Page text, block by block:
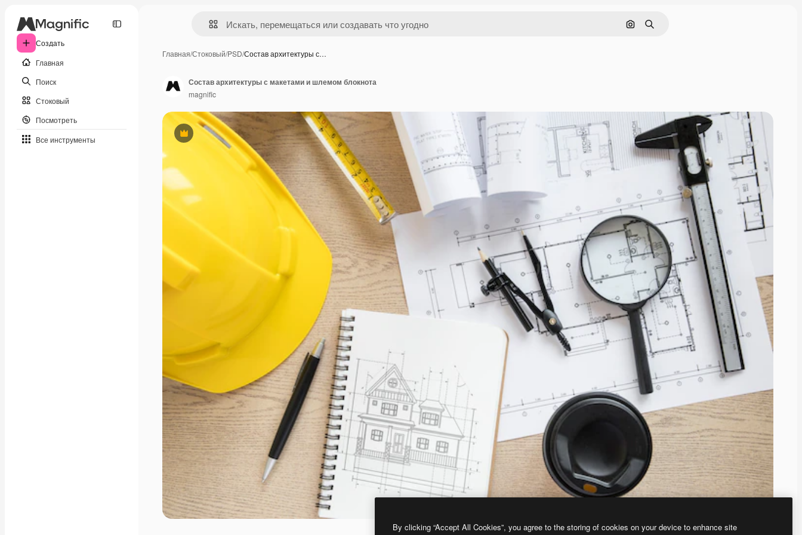
Создать
Главная
Поиск
Стоковый
Посмотреть
Все инструменты
Поиск по изображению
Поиск
Главная/Стоковый/PSD/Состав архитектуры с…
Премиум
Состав архитектуры с макетами и шлемом блокнота
magnific
By clicking “Accept All Cookies”, you agree to the storing of cookies on your device to enhance site